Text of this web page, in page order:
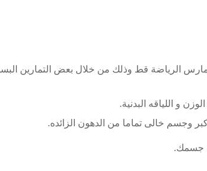
الرياضة قط وذلك من خلال بعض التمارين
و اللياقه البدنية.
وجسم خالى تماما من الدهون الزائده.
جسمك.